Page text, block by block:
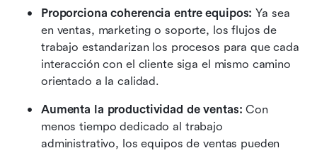
Proporciona coherencia entre equipos: Ya sea
en ventas, marketing o soporte, los flujos de
trabajo estandarizan los procesos para que cada
interacción con el cliente siga el mismo camino
orientado a la calidad.
Aumenta la productividad de ventas: Con
menos tiempo dedicado al trabajo
administrativo, los equipos de ventas pueden